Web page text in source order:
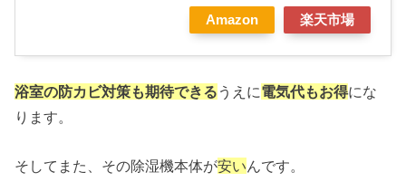
Amazon 楽天市場
浴室の防カビ対策も期待できる うえに電気代もお得にな
ります。
そしてまた、その除湿機本体が安いんです。